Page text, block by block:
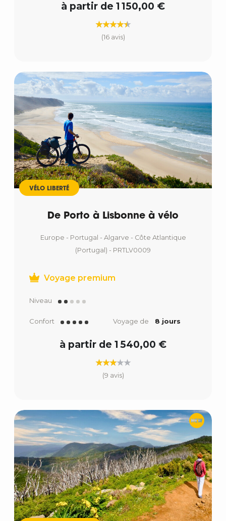
à partir de 1 150,00 €
(16 avis)
VÉLO LIBERTÉ
De Porto à Lisbonne à vélo
Europe - Portugal - Algarve - Côte Atlantique
(Portugal) - PRTLV0009
Voyage premium
Niveau
Confort Voyage de 8 jours
à partir de 1 540,00 €
(9 avis)